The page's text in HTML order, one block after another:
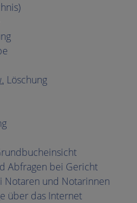
Löschung
Abfragen bei Gericht
Notaren und Notarinnen
über das Internet